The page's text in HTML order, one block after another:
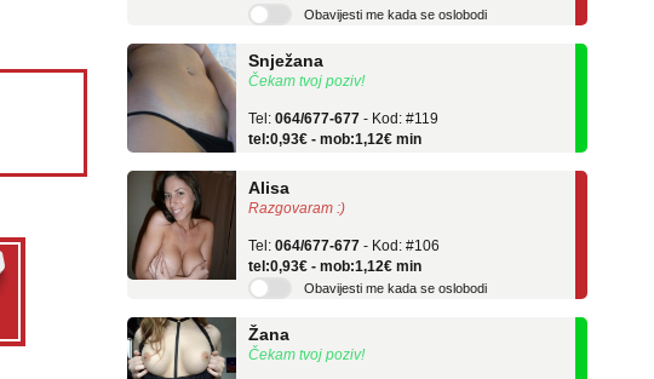
Čekam tvoj poziv!
tel:0,93€ - mob:1,12€ min
Razgovaram :)
tel:0,93€ - mob:1,12€ min
Obavijesti me kada se oslobodi
Čekam tvoj poziv!